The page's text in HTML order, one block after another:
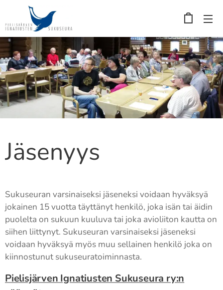
Jäsenyys
Sukuseuran varsinaiseksi jäseneksi voidaan hyväksyä
jokainen 15 vuotta täyttänyt henkilö, joka isän tai äidin
puolelta on sukuun kuuluva tai joka avioliiton kautta on
siihen liittynyt. Sukuseuran varsinaiseksi jäseneksi
voidaan hyväksyä myös muu sellainen henkilö joka on
kiinnostunut sukuseuratoiminnasta.
Pielisjärven Ignatiusten Sukuseura ry:n